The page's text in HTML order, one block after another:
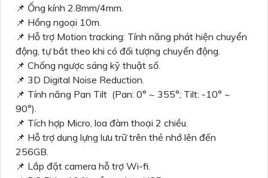
📌 Ống kính 2.8mm/4mm.
📌 Hồng ngoại 10m.
📌 Hỗ trợ Motion tracking: Tính năng phát hiện chuyển
động, tự bắt theo khi có đối tượng chuyển động.
📌 Chống ngược sáng kỹ thuật số.
📌 3D Digital Noise Reduction.
📌 Tính năng Pan Tilt (Pan: 0° ~ 355°; Tilt: -10° ~
90°).
📌 Tích hợp Micro, loa đàm thoại 2 chiều.
📌 Hỗ trợ dung lựng lưu trữ trên thẻ nhớ lên đến
256GB.
📌 Lắp đặt camera hỗ trợ Wi-fi.